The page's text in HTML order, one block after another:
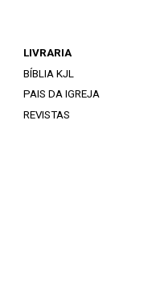
LIVRARIA
BÍBLIA KJL
PAIS DA IGREJA
REVISTAS